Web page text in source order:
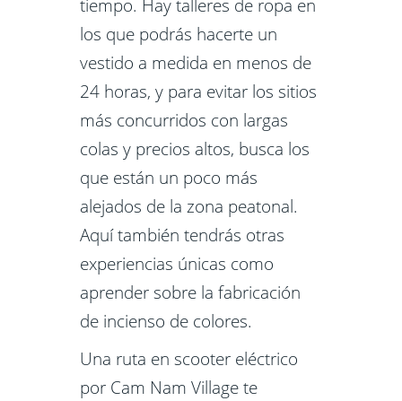
tiempo. Hay talleres de ropa en
los que podrás hacerte un
vestido a medida en menos de
24 horas, y para evitar los sitios
más concurridos con largas
colas y precios altos, busca los
que están un poco más
alejados de la zona peatonal.
Aquí también tendrás otras
experiencias únicas como
aprender sobre la fabricación
de incienso de colores.
Una ruta en scooter eléctrico
por Cam Nam Village te